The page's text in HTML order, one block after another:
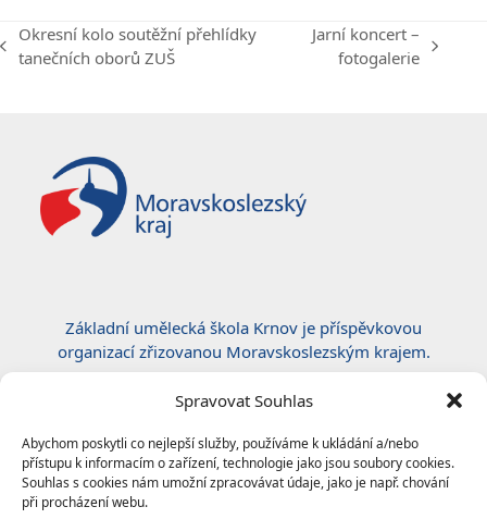
Spravovat Souhlas
Abychom poskytli co nejlepší služby, používáme k ukládání a/nebo
přístupu k informacím o zařízení, technologie jako jsou soubory cookies.
Souhlas s cookies nám umožní zpracovávat údaje, jako je např. chování
při procházení webu.
previous
Okresní kolo soutěžní přehlídky
tanečních oborů ZUŠ
Jarní koncert –
fotogalerie
Základní umělecká škola Krnov je příspěvkovou
organizací zřizovanou Moravskoslezským krajem.
Certifikace ČSN EN ISO 50001:2019